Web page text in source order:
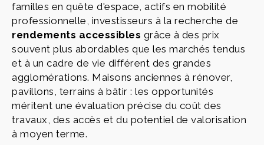
familles en quête d'espace, actifs en mobilité
professionnelle, investisseurs à la recherche de
rendements accessibles grâce à des prix
souvent plus abordables que les marchés tendus
et à un cadre de vie différent des grandes
agglomérations. Maisons anciennes à rénover,
pavillons, terrains à bâtir : les opportunités
méritent une évaluation précise du coût des
travaux, des accès et du potentiel de valorisation
à moyen terme.